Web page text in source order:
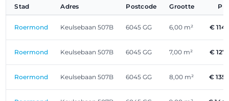
Stad Adres Postcode Grootte
Roermond Keulsebaan 507B 6045 GG 6,00 m² €
Roermond Keulsebaan 507B 6045 GG 7,00 m² €
Roermond Keulsebaan 507B 6045 GG 8,00 m² €